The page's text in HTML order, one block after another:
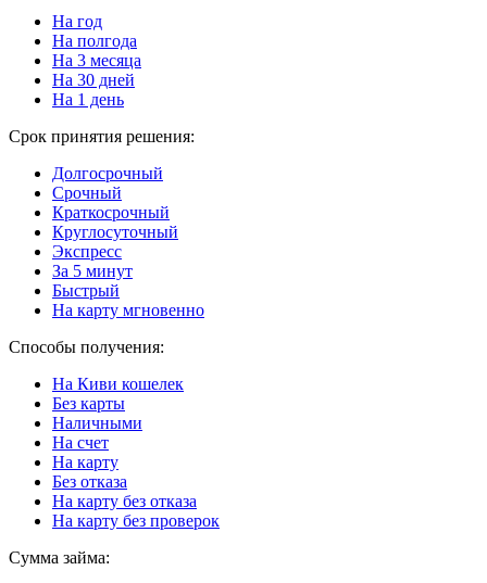
На год
На полгода
На 3 месяца
На 30 дней
На 1 день
Срок принятия решения:
Долгосрочный
Срочный
Краткосрочный
Круглосуточный
Экспресс
За 5 минут
Быстрый
На карту мгновенно
Способы получения:
На Киви кошелек
Без карты
Наличными
На счет
На карту
Без отказа
На карту без отказа
На карту без проверок
Сумма займа: